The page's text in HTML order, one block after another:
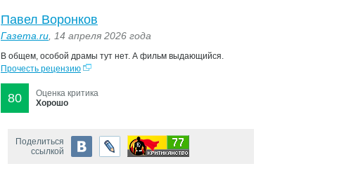
Павел Воронков
Газета.ru , 14 апреля 2026 года
В общем, особой драмы тут нет. А фильм выдающийся.
Прочесть рецензию
80
Оценка критика
Хорошо
Поделиться
ссылкой